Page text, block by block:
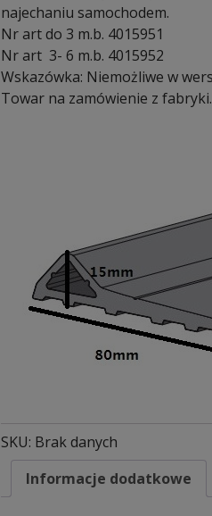
najechaniu samochodem.
Nr art do 3 m.b. 4015951
Nr art 3- 6 m.b. 4015952
Wskazówka: Niemożliwe w
Towar na zamówienie z
SKU: Brak danych
Informacje dodatkowe